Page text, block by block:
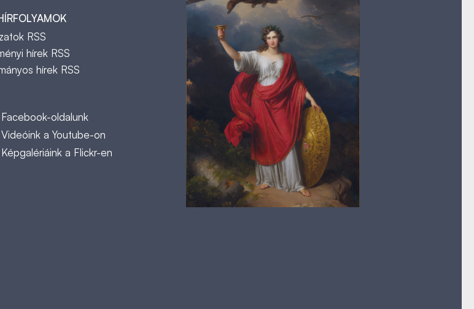
RSS
hírek RSS
hírek RSS
Facebook-oldalunk
Videóink a Youtube-on
Képgalériáink a Flickr-en